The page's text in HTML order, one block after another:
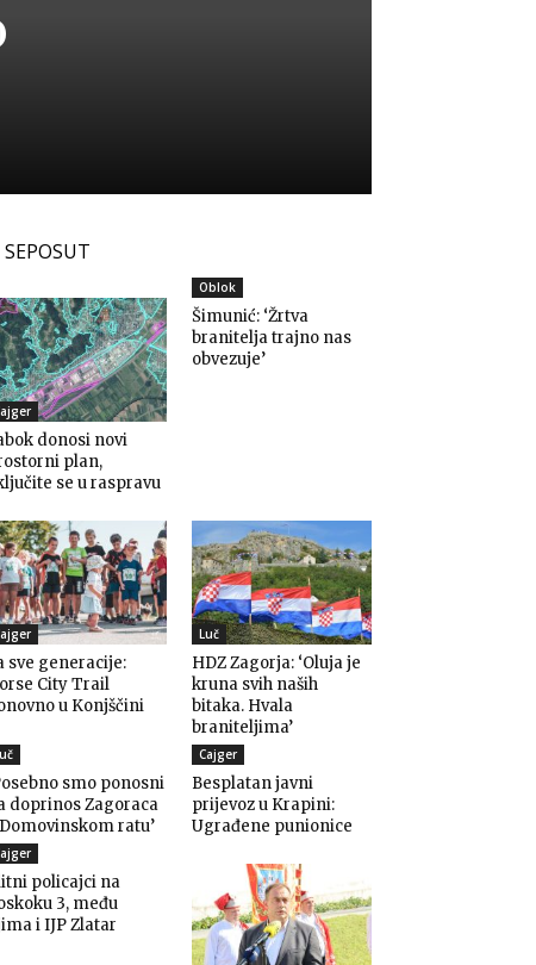
SEPOSUT
donosi novi
plan,
se u raspravu
Oblok
Šimunić: ‘Žrtva
branitelja trajno nas
obvezuje’
sve generacije:
City Trail
u Konjščini
Luč
HDZ Zagorja: ‘Oluja je
kruna svih naših
bitaka. Hvala
braniteljima’
smo ponosni
doprinos Zagoraca
ratu’
Cajger
Besplatan javni
prijevoz u Krapini:
Ugrađene punionice
policajci na
3, među
i IJP Zlatar